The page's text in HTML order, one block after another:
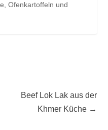
Ofenkartoffeln und
Beef Lok Lak aus der
Khmer Küche→